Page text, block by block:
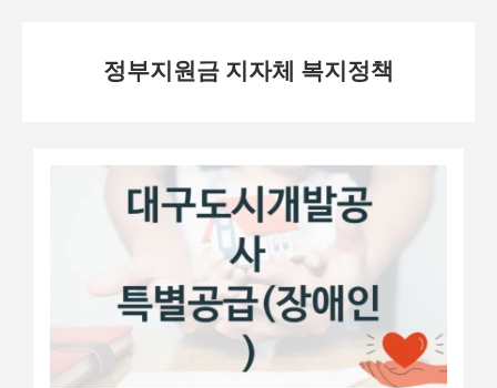
정부지원금 지자체 복지정책